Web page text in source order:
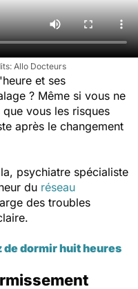
Allo Docteurs
et ses
? Même si vous ne
vous les risques
après le changement
psychiatre spécialiste
du réseau
des troubles
de dormir huit heures